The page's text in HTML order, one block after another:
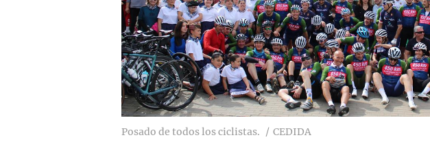
Posado de todos los ciclistas. CEDIDA